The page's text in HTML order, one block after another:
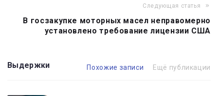
Следующая статья
В госзакупке моторных масел неправомерно
установлено требование лицензии США
Выдержки Похожие записи Ещё публикации